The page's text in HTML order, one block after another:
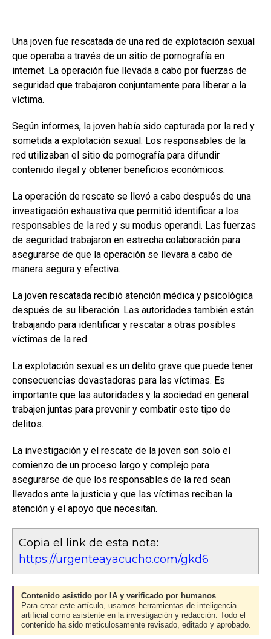
Una joven fue rescatada de una red de explotación sexual
que operaba a través de un sitio de pornografía en
internet. La operación fue llevada a cabo por fuerzas de
seguridad que trabajaron conjuntamente para liberar a la
víctima.
Según informes, la joven había sido capturada por la red y
sometida a explotación sexual. Los responsables de la
red utilizaban el sitio de pornografía para difundir
contenido ilegal y obtener beneficios económicos.
La operación de rescate se llevó a cabo después de una
investigación exhaustiva que permitió identificar a los
responsables de la red y su modus operandi. Las fuerzas
de seguridad trabajaron en estrecha colaboración para
asegurarse de que la operación se llevara a cabo de
manera segura y efectiva.
La joven rescatada recibió atención médica y psicológica
después de su liberación. Las autoridades también están
trabajando para identificar y rescatar a otras posibles
víctimas de la red.
La explotación sexual es un delito grave que puede tener
consecuencias devastadoras para las víctimas. Es
importante que las autoridades y la sociedad en general
trabajen juntas para prevenir y combatir este tipo de
delitos.
La investigación y el rescate de la joven son solo el
comienzo de un proceso largo y complejo para
asegurarse de que los responsables de la red sean
llevados ante la justicia y que las víctimas reciban la
atención y el apoyo que necesitan.
Copia el link de esta nota:
https://urgenteayacucho.com/gkd6
Contenido asistido por IA y verificado por humanos
Para crear este artículo, usamos herramientas de inteligencia
artificial como asistente en la investigación y redacción. Todo el
contenido ha sido meticulosamente revisado, editado y aprobado.